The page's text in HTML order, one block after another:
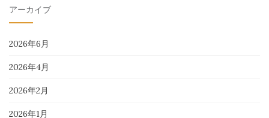
アーカイブ
2026年6月
2026年4月
2026年2月
2026年1月